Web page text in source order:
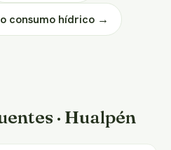
consumo hídrico →
· Hualpén